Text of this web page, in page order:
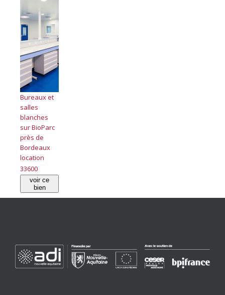
Bureaux et
salles
blanches
sur BioParc
près de
Bordeaux
location
33600
voir ce
bien